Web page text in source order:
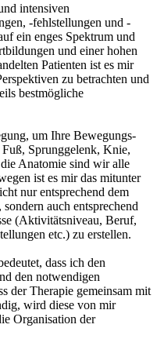
intensiven
-fehlstellungen und -
ein enges Spektrum und
und einer hohen
Patienten ist es mir
zu betrachten und
bestmögliche
um Ihre Bewegungs-
Sprunggelenk, Knie,
Anatomie sind wir alle
ist es mir das mitunter
nur entsprechend dem
auch entsprechend
(Aktivitätsniveau, Beruf,
etc.) zu erstellen.
dass ich den
den notwendigen
der Therapie gemeinsam mit
wird diese von mir
Organisation der